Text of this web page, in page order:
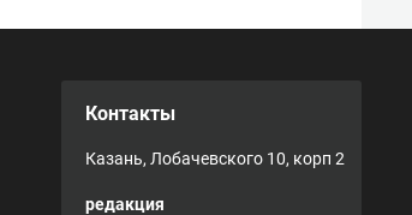
Контакты
Казань, Лобачевского 10, корп 2
редакция